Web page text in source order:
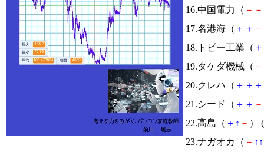
16.中国電力（ － －
17.名港海（ ＋ ＋ －
18.トピー工業（ ＋
19.タケダ機械（ －
20.クレハ（ ＋ ＋ ＋
21.シード（ ＋ ＋ －
22.高島（ ＋ ↑ － ） (
23.ナガオカ（ － ↑ ↑